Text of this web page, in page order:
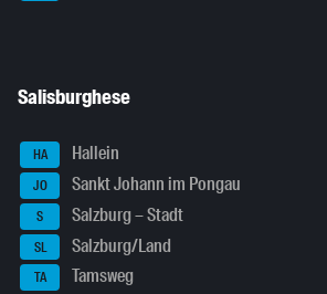
Salisburghese
HA Hallein
JO Sankt Johann im Pongau
S Salzburg – Stadt
SL Salzburg/Land
TA Tamsweg